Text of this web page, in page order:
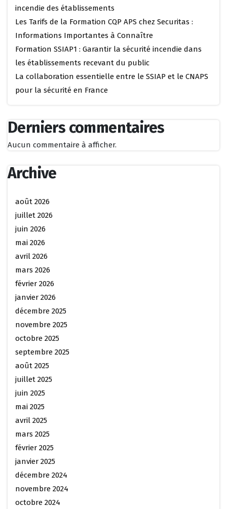
incendie des établissements
Les Tarifs de la Formation CQP APS chez Securitas :
Informations Importantes à Connaître
Formation SSIAP1 : Garantir la sécurité incendie dans
les établissements recevant du public
La collaboration essentielle entre le SSIAP et le CNAPS
pour la sécurité en France
Derniers commentaires
Aucun commentaire à afficher.
Archive
août 2026
juillet 2026
juin 2026
mai 2026
avril 2026
mars 2026
février 2026
janvier 2026
décembre 2025
novembre 2025
octobre 2025
septembre 2025
août 2025
juillet 2025
juin 2025
mai 2025
avril 2025
mars 2025
février 2025
janvier 2025
décembre 2024
novembre 2024
octobre 2024